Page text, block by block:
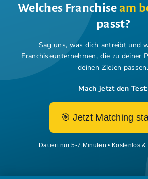
Welches Franchiseam
passt?
Sag uns, was dich antreibt und
Franchiseunternehmen, die zu deiner
deinen Zielen passen.
Mach jetzt den Test:
🎯 Jetzt Matching
Dauert nur 5-7 Minuten • Kostenlos